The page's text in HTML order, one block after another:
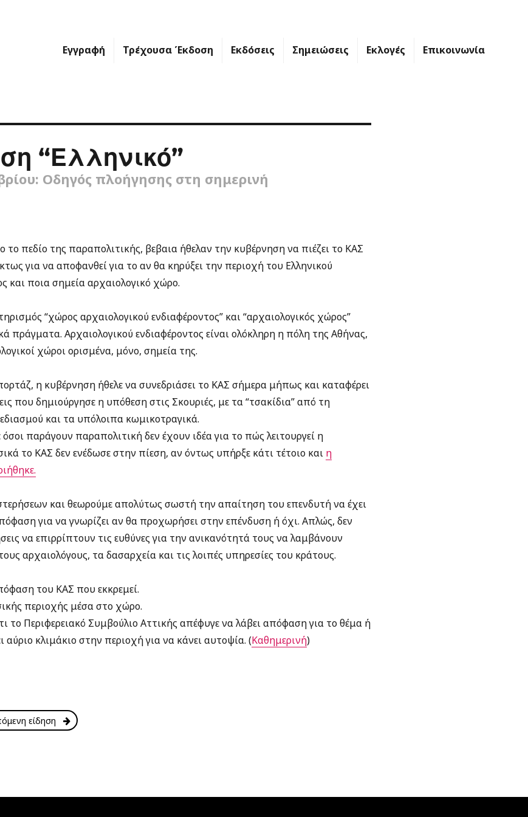
Εγγραφή Τρέχουσα Έκδοση Εκδόσεις Σημειώσεις Εκλογές Επικοινωνία
“Ελληνικό”
Οδηγός πλοήγησης στη σημερινή
το πεδίο της παραπολιτικής, βεβαια ήθελαν την κυβέρνηση να πιέζει το ΚΑΣ
για να αποφανθεί για το αν θα κηρύξει την περιοχή του Ελληνικού
και ποια σημεία αρχαιολογικό χώρο.
“χώρος αρχαιολογικού ενδιαφέροντος” και “αρχαιολογικός χώρος”
πράγματα. Αρχαιολογικού ενδιαφέροντος είναι ολόκληρη η πόλη της Αθήνας,
χώροι ορισμένα, μόνο, σημεία της.
η κυβέρνηση ήθελε να συνεδριάσει το ΚΑΣ σήμερα μήπως και καταφέρει
που δημιούργησε η υπόθεση στις Σκουριές, με τα “τσακίδια” από τη
και τα υπόλοιπα κωμικοτραγικά.
παράγουν παραπολιτική δεν έχουν ιδέα για το πώς λειτουργεί η
το ΚΑΣ δεν ενέδωσε στην πίεση, αν όντως υπήρξε κάτι τέτοιο και η
και θεωρούμε απολύτως σωστή την απαίτηση του επενδυτή να έχει
για να γνωρίζει αν θα προχωρήσει στην επένδυση ή όχι. Απλώς, δεν
να επιρρίπτουν τις ευθύνες για την ανικανότητά τους να λαμβάνουν
αρχαιολόγους, τα δασαρχεία και τις λοιπές υπηρεσίες του κράτους.
του ΚΑΣ που εκκρεμεί.
περιοχής μέσα στο χώρο.
το Περιφερειακό Συμβούλιο Αττικής απέφυγε να λάβει απόφαση για το θέμα ή
αύριο κλιμάκιο στην περιοχή για να κάνει αυτοψία. (Καθημερινή)
είδηση